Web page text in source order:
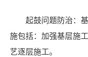
起鼓问题防治：
施包括：加强基层施
艺逐层施工。